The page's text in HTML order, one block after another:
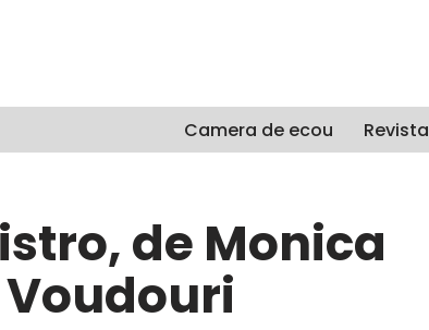
Camera de ecou Revista
de Monica